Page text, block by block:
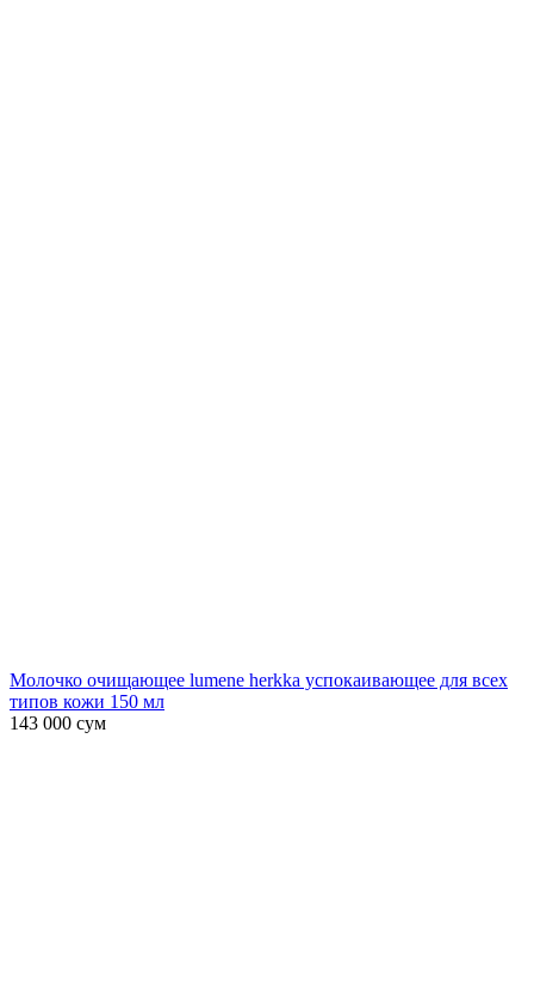
Молочко очищающее lumene herkka успокаивающее для всех
типов кожи 150 мл
143 000 сум